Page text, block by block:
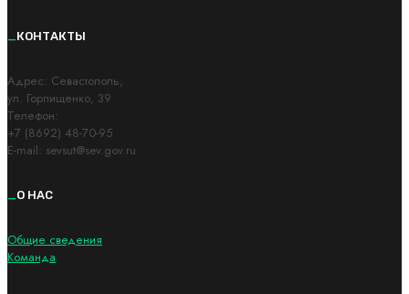
КОНТАКТЫ
Адрес: Cевастополь,
ул. Горпищенко, 39
Телефон:
+7 (8692) 48-70-95
E-mail: sevsut@sev.gov.ru
_О НАС
Общие сведения
Команда